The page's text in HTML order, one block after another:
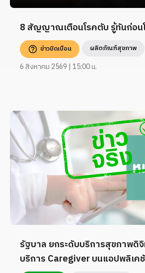
8 สัญญาณเตือนโรคตับ รู้ทันก่อน
ข่าวบิดเบือน ผลิตภัณฑ์สุขภาพ
6 สิงหาคม 2569 | 15:00 น.
รัฐบาล ยกระดับบริการสุขภาพ
บริการ Caregiver บนแอปพลิเค